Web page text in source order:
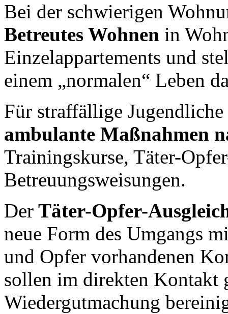
Bei der schwierigen
Betreutes Wohnen in
Einzelappartements und
einem „normalen“ Leben
Für straffällige
ambulante Maßnahmen
Trainingskurse, Täter-
Betreuungsweisungen.
Der Täter-Opfer-
neue Form des Umgangs
und Opfer vorhandenen
sollen im direkten Kontakt
Wiedergutmachung